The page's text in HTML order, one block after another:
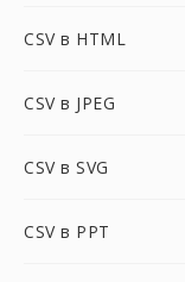
CSV в HTML
CSV в JPEG
CSV в SVG
CSV в PPT